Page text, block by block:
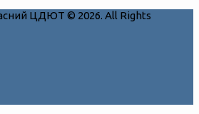
ЦДЮТ © 2026. All Rights